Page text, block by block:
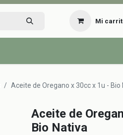
Mi
Aceite de Oregano x 30cc x 1u - Bio
Aceite de
Bio Nativa